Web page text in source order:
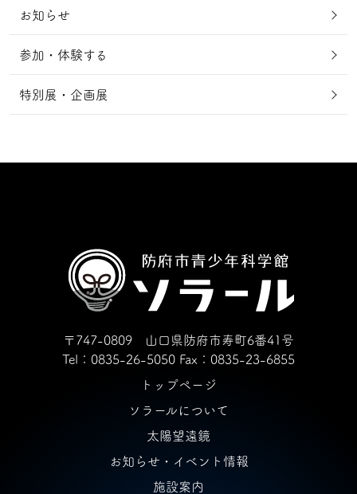
お知らせ
参加・体験する
特別展・企画展
〒747-0809 山口県防府市寿町6番41号
Tel：0835-26-5050 Fax：0835-23-6855
トップページ
ソラールについて
太陽望遠鏡
お知らせ・イベント情報
施設案内